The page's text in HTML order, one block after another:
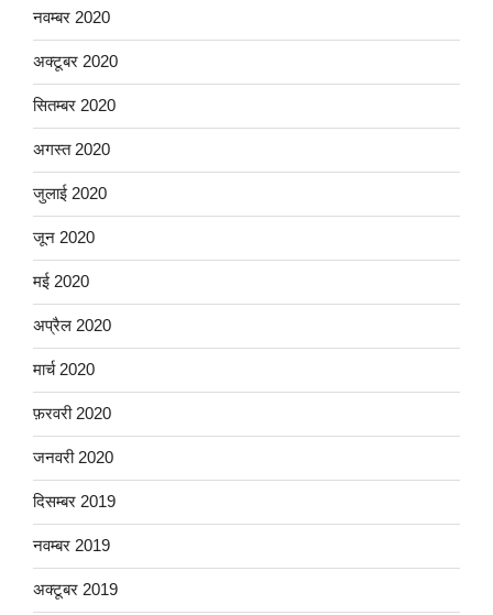
नवम्बर 2020
अक्टूबर 2020
सितम्बर 2020
अगस्त 2020
जुलाई 2020
जून 2020
मई 2020
अप्रैल 2020
मार्च 2020
फ़रवरी 2020
जनवरी 2020
दिसम्बर 2019
नवम्बर 2019
अक्टूबर 2019